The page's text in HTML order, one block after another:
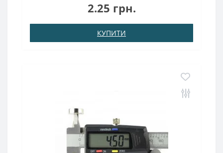
4х1,5 має силу зчеплення 0,280 кг. та викор..
2.25 грн.
КУПИТИ